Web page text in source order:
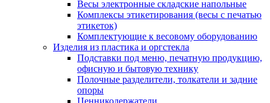
Весы электронные складские напольные
Комплексы этикетирования (весы с печатью
этикеток)
Комплектующие к весовому оборудованию
Изделия из пластика и оргстекла
Подставки под меню, печатную продукцию,
офисную и бытовую технику
Полочные разделители, толкатели и задние
опоры
Ценникодержатели